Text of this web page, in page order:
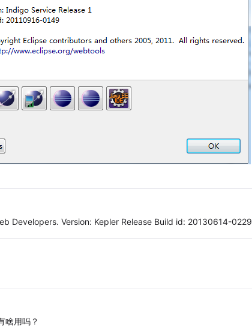
Developers. Version: Kepler Release Build id: 20130614-0229
啥用吗？